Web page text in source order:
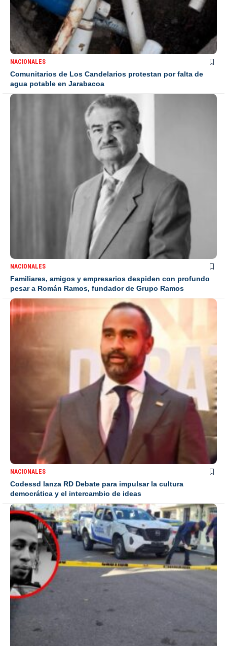
NACIONALES
Comunitarios de Los Candelarios protestan por falta de
agua potable en Jarabacoa
NACIONALES
Familiares, amigos y empresarios despiden con profundo
pesar a Román Ramos, fundador de Grupo Ramos
NACIONALES
Codessd lanza RD Debate para impulsar la cultura
democrática y el intercambio de ideas